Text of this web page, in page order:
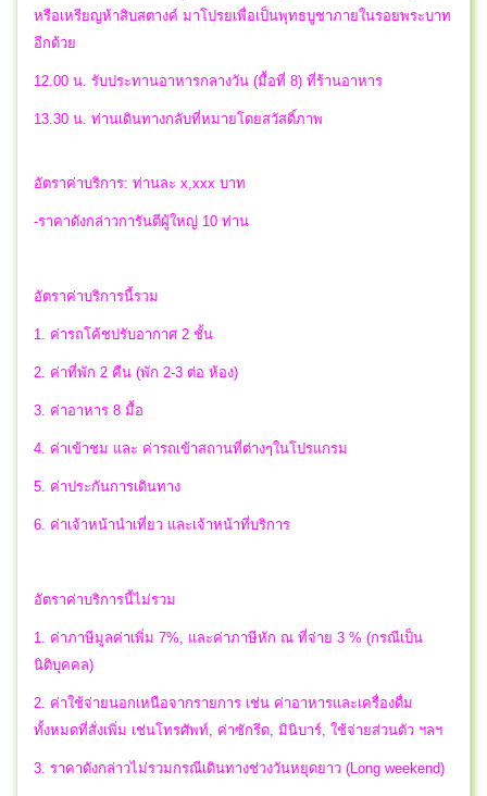
หรือเหรียญห้าสิบสตางค์ มาโปรยเพื่อเป็นพุทธบูชาภายในรอยพระบาท
อีกด้วย
12.00 น. รับประทานอาหารกลางวัน (มื้อที่ 8) ที่ร้านอาหาร
13.30 น. ท่านเดินทางกลับที่หมายโดยสวัสดิ์ภาพ
อัตราค่าบริการ: ท่านละ x,xxx บาท
-ราคาดังกล่าวการันตีผู้ใหญ่ 10 ท่าน
อัตราค่าบริการนี้รวม
1. ค่ารถโค้ชปรับอากาศ 2 ชั้น
2. ค่าที่พัก 2 คืน (พัก 2-3 ต่อ ห้อง)
3. ค่าอาหาร 8 มื้อ
4. ค่าเข้าชม และ ค่ารถเข้าสถานที่ต่างๆในโปรแกรม
5. ค่าประกันการเดินทาง
6. ค่าเจ้าหน้านำเที่ยว และเจ้าหน้าที่บริการ
อัตราค่าบริการนี้ไม่รวม
1. ค่าภาษีมูลค่าเพิ่ม 7%, และค่าภาษีหัก ณ ที่จ่าย 3 % (กรณีเป็น
นิติบุคคล)
2. ค่าใช้จ่ายนอกเหนือจากรายการ เช่น ค่าอาหารและเครื่องดื่ม
ทั้งหมดที่สั่งเพิ่ม เช่นโทรศัพท์, ค่าซักรีด, มินิบาร์, ใช้จ่ายส่วนตัว ฯลฯ
3. ราคาดังกล่าวไม่รวมกรณีเดินทางช่วงวันหยุดยาว (Long weekend)